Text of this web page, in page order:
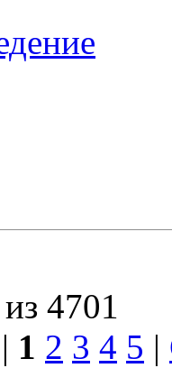
4701
1 2 3 4 5 |